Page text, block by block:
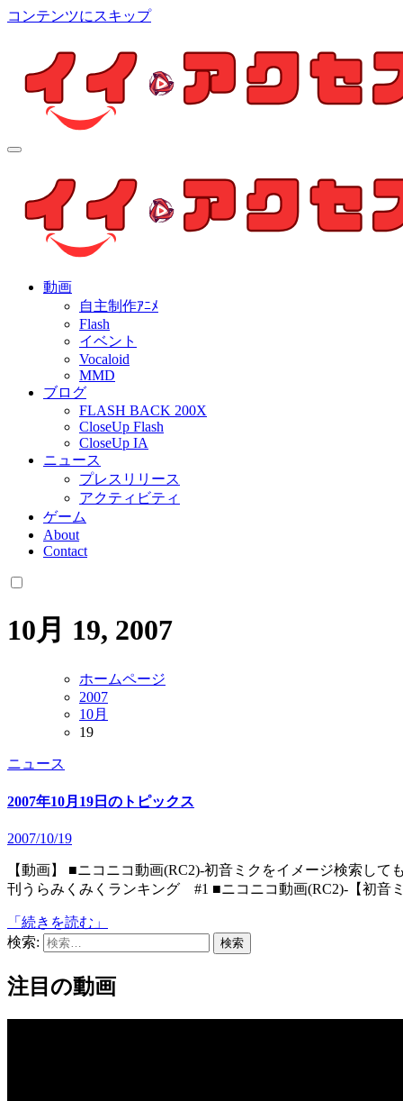
コンテンツにスキップ
個人制作アニメを中心とした動画紹介ブログ
動画
自主制作ｱﾆﾒ
Flash
イベント
Vocaloid
MMD
ブログ
FLASH BACK 200X
CloseUp Flash
CloseUp IA
ニュース
プレスリリース
アクティビティ
ゲーム
About
Contact
10月 19, 2007
ホームページ
2007
10月
19
ニュース
2007年10月19日のトピックス
2007/10/19
【動画】 ■ニコニコ動画(RC2)‐初音ミクをイメージ検索しても出てこない件 ■ニコニコ動画(RC2)‐【初音ミク】不定期
刊うらみくみくランキング #1 ■ニコニコ動画(RC2)‐【初音
「続きを読む」
検索:
注目の動画